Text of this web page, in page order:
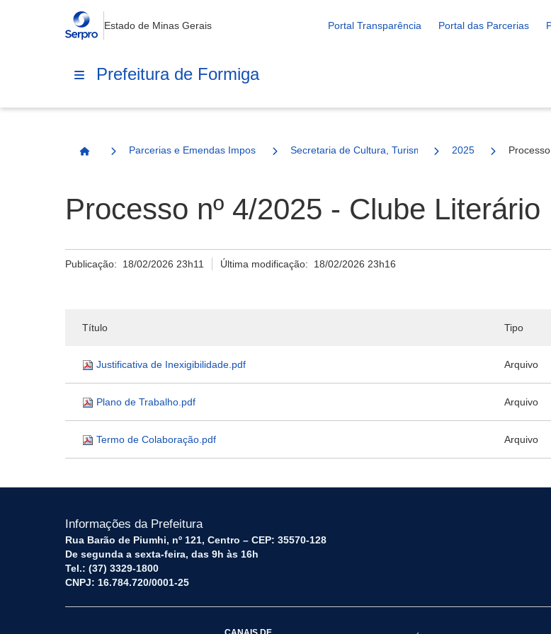
Estado de Minas Gerais Portal Transparência Portal das Parcerias
Prefeitura de Formiga
Página Inicial
Parcerias e Emendas Impositivas MunicipaisSecretaria de Cultura, Turismo e Esporte
2025
Processo nº 4/2025 - Clube
Publicação: 18/02/2026 23h11 Última modificação: 18/02/2026 23h16
Título Tipo
Justificativa de Inexigibilidade.pdf Arquivo
Plano de Trabalho.pdf Arquivo
Termo de Colaboração.pdf Arquivo
Informações da Prefeitura
Rua Barão de Piumhi, nº 121, Centro – CEP: 35570-128
De segunda a sexta-feira, das 9h às 16h
Tel.: (37) 3329-1800
CNPJ: 16.784.720/0001-25